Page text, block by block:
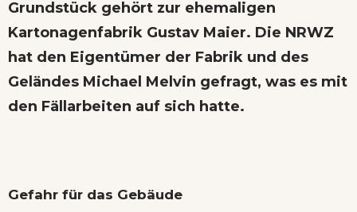
Grundstück gehört zur ehemaligen
Kartonagenfabrik Gustav Maier. Die NRWZ
hat den Eigentümer der Fabrik und des
Geländes Michael Melvin gefragt, was es mit
den Fällarbeiten auf sich hatte.
Gefahr für das Gebäude